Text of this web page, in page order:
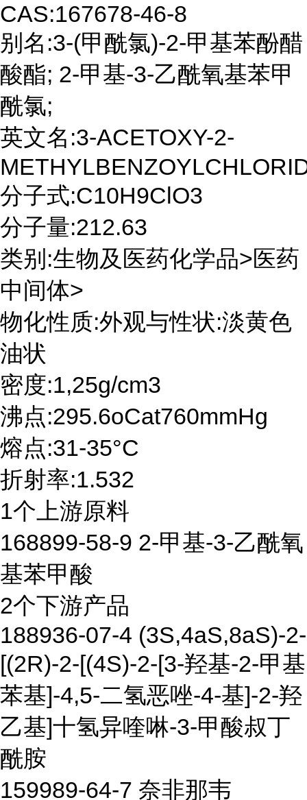
CAS:167678-46-8
别名:3-(甲酰氯)-2-甲基苯酚醋
酸酯; 2-甲基-3-乙酰氧基苯甲
酰氯;
英文名:3-ACETOXY-2-
分子式:C10H9ClO3
分子量:212.63
类别:生物及医药化学品>医药
中间体>
物化性质:外观与性状:淡黄色
油状
密度:1,25g/cm3
沸点:295.6oCat760mmHg
熔点:31-35°C
折射率:1.532
1个上游原料
168899-58-9 2-甲基-3-乙酰氧
基苯甲酸
2个下游产品
188936-07-4 (3S,4aS,8aS)-2-
[(2R)-2-[(4S)-2-[3-羟基-2-甲基
苯基]-4,5-二氢恶唑-4-基]-2-羟
乙基]十氢异喹啉-3-甲酸叔丁
酰胺
159989-64-7 奈非那韦